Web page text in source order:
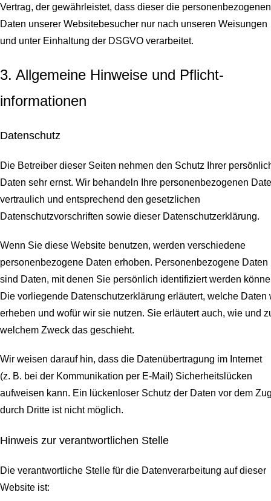
Vertrag, der gewährleistet, dass dieser die personenbezogenen
Daten unserer Websitebesucher nur nach unseren Weisungen
und unter Einhaltung der DSGVO verarbeitet.
3. Allgemeine Hinweise und Pflicht­
informationen
Datenschutz
Die Betreiber dieser Seiten nehmen den Schutz Ihrer
Daten sehr ernst. Wir behandeln Ihre personenbezogenen
vertraulich und entsprechend den gesetzlichen
Datenschutzvorschriften sowie dieser Datenschutzerklärung.
Wenn Sie diese Website benutzen, werden verschiedene
personenbezogene Daten erhoben. Personenbezogene Daten
sind Daten, mit denen Sie persönlich identifiziert werden
Die vorliegende Datenschutzerklärung erläutert, welche Daten
erheben und wofür wir sie nutzen. Sie erläutert auch, wie und
welchem Zweck das geschieht.
Wir weisen darauf hin, dass die Datenübertragung im Internet
(z. B. bei der Kommunikation per E-Mail) Sicherheitslücken
aufweisen kann. Ein lückenloser Schutz der Daten vor dem
durch Dritte ist nicht möglich.
Hinweis zur verantwortlichen Stelle
Die verantwortliche Stelle für die Datenverarbeitung auf dieser
Website ist: